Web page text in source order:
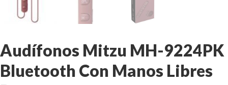
Audífonos Mitzu MH-9224PK
Bluetooth Con Manos Libres